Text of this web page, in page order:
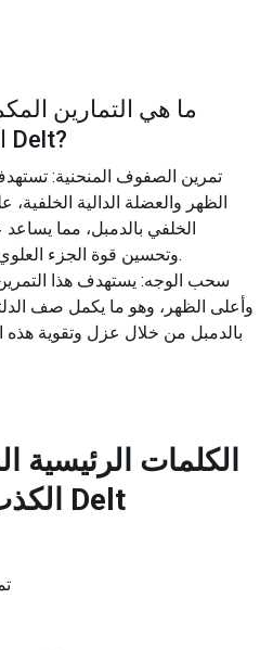
ما هي التمارين
الكذب الصف الخلفي Delt?
تمرين الصفوف المنحنية:
الظهر والعضلة الدالية
الخلفي بالدمبل، مما
وتحسين قوة الجزء العلوي من الجسم بشكل عام.
سحب الوجه: يستهدف هذا التمرين
وأعلى الظهر، وهو ما يكمل صف الدلتا
بالدمبل من خلال عزل وتقوية
الكلمات الرئيسية
الكذب الصف الخلفي Delt